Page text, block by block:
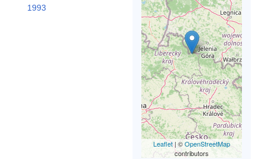
Leaflet| ©OpenStreetMap
contributors
1993